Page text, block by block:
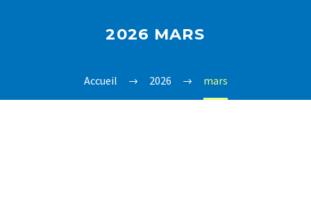
2026 MARS
Accueil 2026 mars